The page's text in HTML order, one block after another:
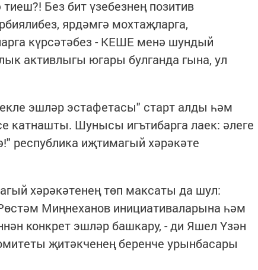
Без бит үзебезнең позитив
ярдәмгә мохтаҗларга,
күрсәтәбез - КЕШЕ менә шундый
активлыгы югары булганда гына, ул
эшләр эстафетасы" старт алды һәм
катнашты. Шунысы игътибарга лаек: әлеге
республика иҗтимагый хәрәкәте
хәрәкәтенең төп максаты да шул:
Миңнеханов инициативаларына һәм
конкрет эшләр башкару, - ди Яшел Үзән
җитәкченең беренче урынбасары